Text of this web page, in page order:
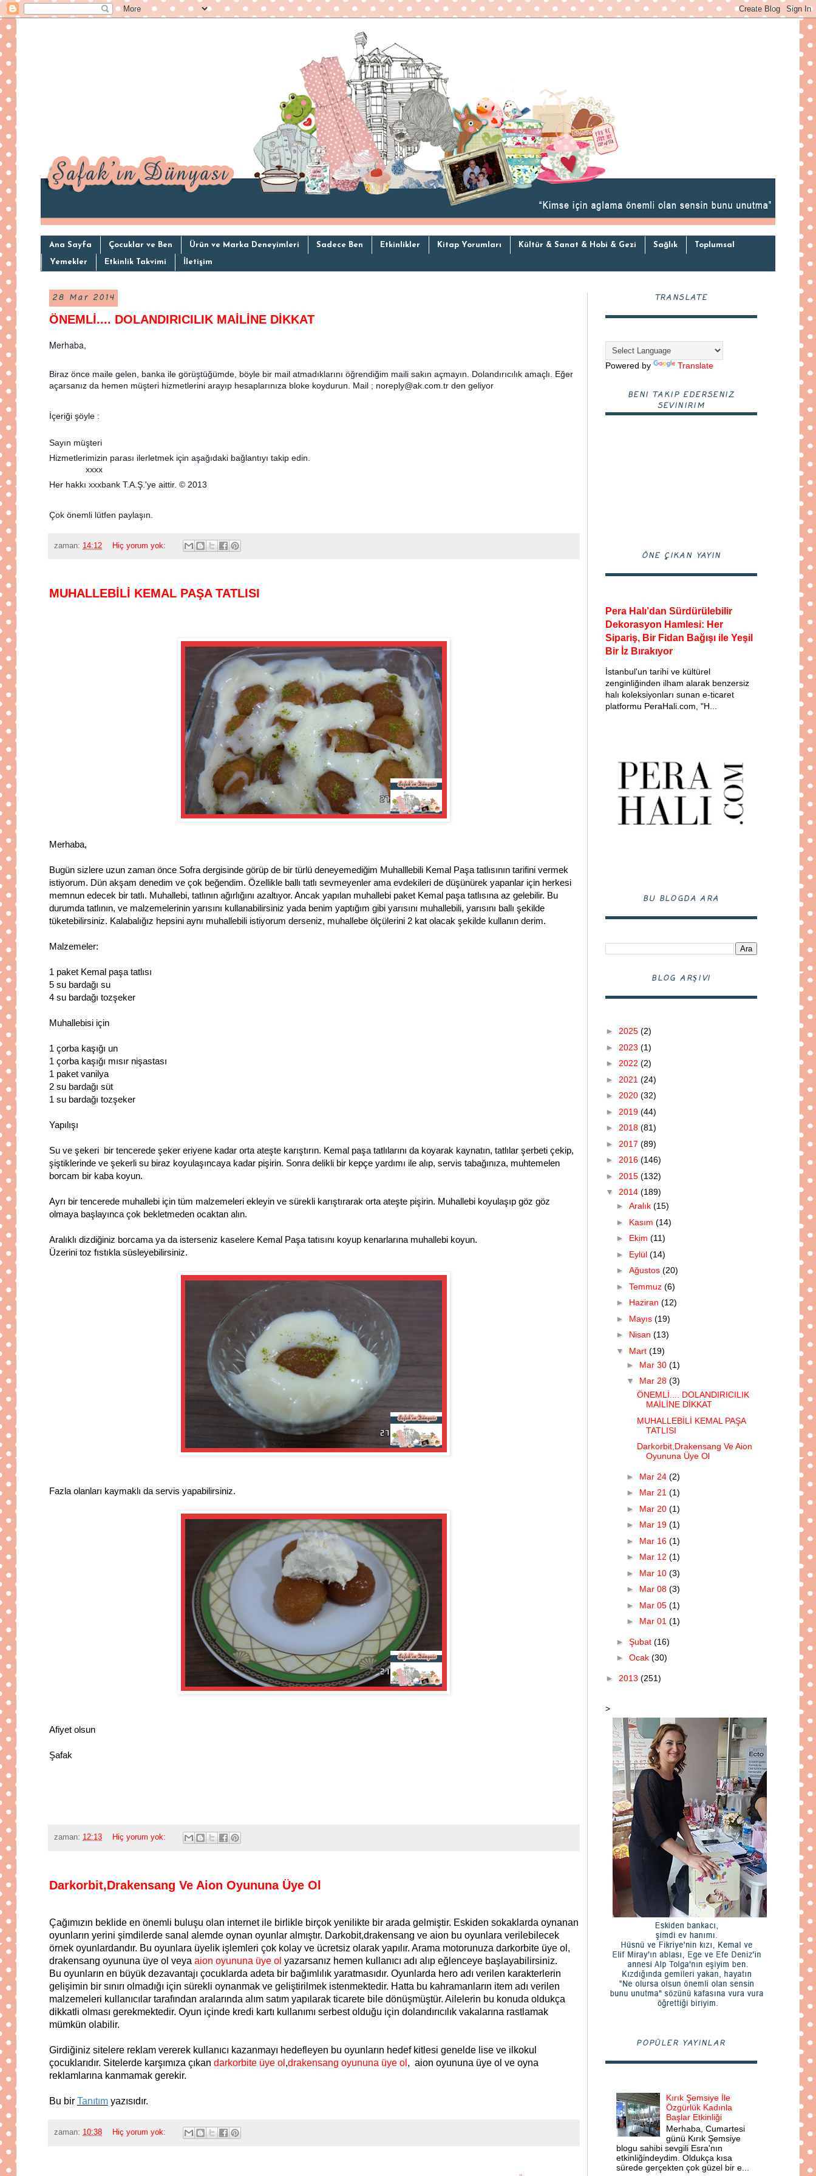
Ana Sayfa Çocuklar ve Ben Ürün ve Marka Deneyimleri Sadece Ben Etkinlikler Kitap Yorumları Kültür & Sanat & Hobi & Gezi Sağlık Toplumsal
Yemekler Etkinlik Takvimi İletişim
28 Mar 2014
ÖNEMLİ.... DOLANDIRICILIK MAİLİNE DİKKAT
Merhaba,
Biraz önce maile gelen, banka ile görüştüğümde, böyle bir mail atmadıklarını öğrendiğim maili sakın açmayın. Dolandırıcılık amaçlı. Eğer
açarsanız da hemen müşteri hizmetlerini arayıp hesaplarınıza bloke koydurun. Mail ; noreply@ak.com.tr den geliyor
İçeriği şöyle :
Sayın müşteri
Hizmetlerimizin parası ilerletmek için aşağıdaki bağlantıyı takip edin.
xxxx
Her hakkı xxxbank T.A.Ş.'ye aittir. © 2013
Çok önemli lütfen paylaşın.
zaman: 14:12 Hiç yorum yok:
MUHALLEBİLİ KEMAL PAŞA TATLISI
Merhaba,
Bugün sizlere uzun zaman önce Sofra dergisinde görüp de bir türlü deneyemediğim Muhalllebili Kemal Paşa tatlısının tarifini vermek
istiyorum. Dün akşam denedim ve çok beğendim. Özellikle ballı tatlı sevmeyenler ama evdekileri de düşünürek yapanlar için herkesi
memnun edecek bir tatlı. Muhallebi, tatlının ağırlığını azaltıyor. Ancak yapılan muhallebi paket Kemal paşa tatlısına az gelebilir. Bu
durumda tatlının, ve malzemelerinin yarısını kullanabilirsiniz yada benim yaptığım gibi yarısını muhallebili, yarısını ballı şekilde
tüketebilirsiniz. Kalabalığız hepsini aynı muhallebili istiyorum derseniz, muhallebe ölçülerini 2 kat olacak şekilde kullanın derim.
Malzemeler:
1 paket Kemal paşa tatlısı
5 su bardağı su
4 su bardağı tozşeker
Muhallebisi için
1 çorba kaşığı un
1 çorba kaşığı mısır nişastası
1 paket vanilya
2 su bardağı süt
1 su bardağı tozşeker
Yapılışı
Su ve şekeri bir tencerede şeker eriyene kadar orta ateşte karıştırın. Kemal paşa tatlılarını da koyarak kaynatın, tatlılar şerbeti çekip,
şiştiklerinde ve şekerli su biraz koyulaşıncaya kadar pişirin. Sonra delikli bir kepçe yardımı ile alıp, servis tabağınıza, muhtemelen
borcam bir kaba koyun.
Ayrı bir tencerede muhallebi için tüm malzemeleri ekleyin ve sürekli karıştırarak orta ateşte pişirin. Muhallebi koyulaşıp göz göz
olmaya başlayınca çok bekletmeden ocaktan alın.
Aralıklı dizdiğiniz borcama ya da isterseniz kaselere Kemal Paşa tatısını koyup kenarlarına muhallebi koyun.
Üzerini toz fıstıkla süsleyebilirsiniz.
Fazla olanları kaymaklı da servis yapabilirsiniz.
Afiyet olsun
Şafak
zaman: 12:13 Hiç yorum yok:
Darkorbit,Drakensang Ve Aion Oyununa Üye Ol
Çağımızın beklide en önemli buluşu olan internet ile birlikle birçok yenilikte bir arada gelmiştir. Eskiden sokaklarda oynanan
oyunların yerini şimdilerde sanal alemde oynan oyunlar almıştır. Darkobit,drakensang ve aion bu oyunlara verilebilecek
örnek oyunlardandır. Bu oyunlara üyelik işlemleri çok kolay ve ücretsiz olarak yapılır. Arama motorunuza darkorbite üye ol,
drakensang oyununa üye ol veya aion oyununa üye ol yazarsanız hemen kullanıcı adı alıp eğlenceye başlayabilirsiniz.
Bu oyunların en büyük dezavantajı çocuklarda adeta bir bağımlılık yaratmasıdır. Oyunlarda hero adı verilen karakterlerin
gelişimin bir sınırı olmadığı için sürekli oynanmak ve geliştirilmek istenmektedir. Hatta bu kahramanların item adı verilen
malzemeleri kullanıcılar tarafından aralarında alım satım yapılarak ticarete bile dönüşmüştür. Ailelerin bu konuda oldukça
dikkatli olması gerekmektedir. Oyun içinde kredi kartı kullanımı serbest olduğu için dolandırıcılık vakalarına rastlamak
mümkün olabilir.
Girdiğiniz sitelere reklam vererek kullanıcı kazanmayı hedefleyen bu oyunların hedef kitlesi genelde lise ve ilkokul
çocuklarıdır. Sitelerde karşımıza çıkan darkorbite üye ol ,drakensang oyununa üye ol , aion oyununa üye ol ve oyna
reklamlarına kanmamak gerekir.
Bu bir Tanıtım yazısıdır.
zaman: 10:38 Hiç yorum yok:
TRANSLATE
Powered by Translate
BENI TAKIP EDERSENIZ
SEVINIRIM
ÖNE ÇIKAN YAYIN
Pera Halı’dan Sürdürülebilir
Dekorasyon Hamlesi: Her
Sipariş, Bir Fidan Bağışı ile Yeşil
Bir İz Bırakıyor
İstanbul'un tarihi ve kültürel
zenginliğinden ilham alarak benzersiz
halı koleksiyonları sunan e-ticaret
platformu PeraHali.com, "H...
BU BLOGDA ARA
BLOG ARŞIVI
► 2025 (2)
► 2023 (1)
► 2022 (2)
► 2021 (24)
► 2020 (32)
► 2019 (44)
► 2018 (81)
► 2017 (89)
► 2016 (146)
► 2015 (132)
▼ 2014 (189)
► Aralık (15)
► Kasım (14)
► Ekim (11)
► Eylül (14)
► Ağustos (20)
► Temmuz (6)
► Haziran (12)
► Mayıs (19)
► Nisan (13)
▼ Mart (19)
► Mar 30 (1)
▼ Mar 28 (3)
ÖNEMLİ.... DOLANDIRICILIK
MAİLİNE DİKKAT
MUHALLEBİLİ KEMAL PAŞA
TATLISI
Darkorbit,Drakensang Ve Aion
Oyununa Üye Ol
► Mar 24 (2)
► Mar 21 (1)
► Mar 20 (1)
► Mar 19 (1)
► Mar 16 (1)
► Mar 12 (1)
► Mar 10 (3)
► Mar 08 (3)
► Mar 05 (1)
► Mar 01 (1)
► Şubat (16)
► Ocak (30)
► 2013 (251)
>
POPÜLER YAYINLAR
Kırık Şemsiye İle
Özgürlük Kadınla
Başlar Etkinliği
Merhaba, Cumartesi
günü Kırık Şemsiye
blogu sahibi sevgili Esra'nın
etkinliğindeydim. Oldukça kısa
sürede gerçekten çok güzel bir e...